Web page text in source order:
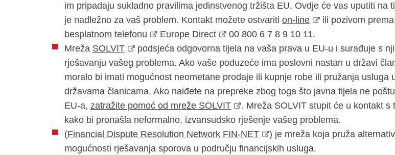
im pripadaju sukladno pravilima jedinstvenog tržišta EU. Ovdje će vas uputiti na
je nadležno za vaš problem. Kontakt možete ostvariti on-line
ili pozivom prema
besplatnom telefonu
Europe Direct
00 800 6 7 8 9 10 11.
Mreža SOLVIT
podsjeća odgovorna tijela na vaša prava u EU-u i surađuje s
rješavanju vašeg problema. Ako vaše poduzeće ima poslovni nastan u državi
moralo bi imati mogućnost neometane prodaje ili kupnje robe ili pružanja usluga
državama članicama. Ako naiđete na prepreke zbog toga što javna tijela ne
EU-a, zatražite pomoć od mreže SOLVIT
. Mreža SOLVIT stupit će u kontakt s
kako bi pronašla neformalno, izvansudsko rješenje vašeg problema.
(Financial Dispute Resolution Network FIN-NET
) je mreža koja pruža
mogućnosti rješavanja sporova u području financijskih usluga.